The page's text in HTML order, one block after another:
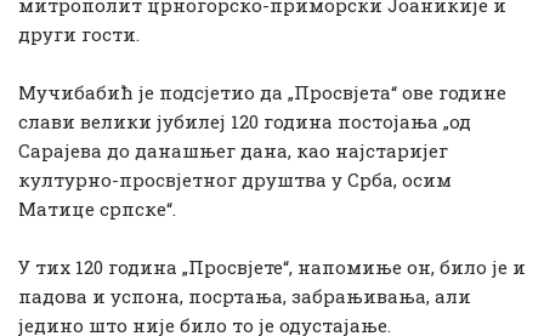
други гости.
Мучибабић је подсјетио да „Просвјета“ ове године
слави велики јубилеј 120 година постојања „од
Сарајева до данашњег дана, као најстаријег
културно-просвјетног друштва у Срба, осим
Матице српске“.
У тих 120 година „Просвјете“, напомиње он, било је и
падова и успона, посртања, забрањивања, али
једино што није било то је одустајање.